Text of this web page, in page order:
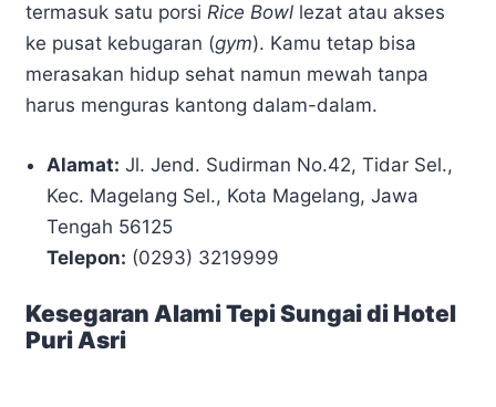
termasuk satu porsi Rice Bowl lezat atau akses
ke pusat kebugaran (gym). Kamu tetap bisa
merasakan hidup sehat namun mewah tanpa
harus menguras kantong dalam-dalam.
Alamat: Jl. Jend. Sudirman No.42, Tidar Sel.,
Kec. Magelang Sel., Kota Magelang, Jawa
Tengah 56125
Telepon: (0293) 3219999
Kesegaran Alami Tepi Sungai di Hotel
Puri Asri